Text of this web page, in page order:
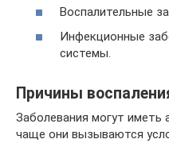
Воспалительные
Инфекционные
системы.
Причины
Заболевания могут иметь
чаще они вызываются